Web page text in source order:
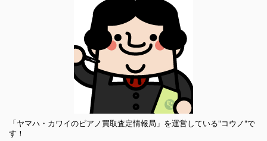
「ヤマハ・カワイのピアノ買取査定情報局」を運営している"コウノ"で
す！